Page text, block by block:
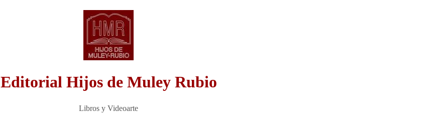
Editorial Hijos de Muley Rubio
Libros y Videoarte